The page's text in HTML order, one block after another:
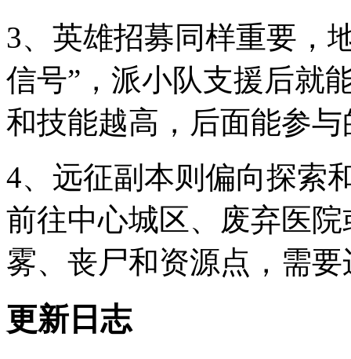
3、英雄招募同样重要，
信号”，派小队支援后就
和技能越高，后面能参
4、远征副本则偏向探索
前往中心城区、废弃医
雾、丧尸和资源点，需
更新日志